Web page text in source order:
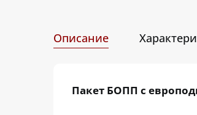
Описание
Пакет БОПП с